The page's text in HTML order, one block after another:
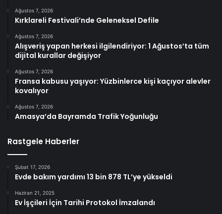
Ağustos 7, 2026
Kırklareli Festivali’nde Geleneksel Defile
Ağustos 7, 2026
Alışveriş yapan herkesi ilgilendiriyor: 1 Ağustos’ta tüm
dijital kurallar değişiyor
Ağustos 7, 2026
Fransa kabusu yaşıyor: Yüzbinlerce kişi kaçıyor alevler
kovalıyor
Ağustos 7, 2026
Amasya’da Bayramda Trafik Yoğunluğu
Rastgele Haberler
Şubat 17, 2026
Evde bakım yardımı 13 bin 878 TL’ye yükseldi
Haziran 21, 2025
Ev İşçileri İçin Tarihi Protokol İmzalandı